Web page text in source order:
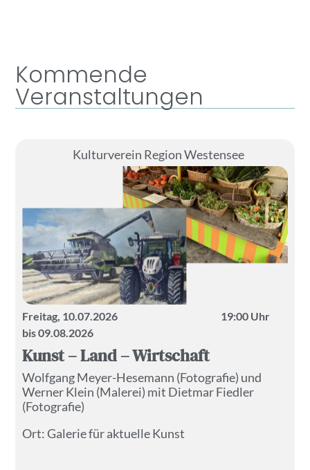
Kommende
Veranstaltungen
Kulturverein Region Westensee
Freitag, 10.07.2026
19:00 Uhr
bis 09.08.2026
Kunst – Land – Wirtschaft
Wolfgang Meyer-Hesemann (Fotografie) und
Werner Klein (Malerei) mit Dietmar Fiedler
(Fotografie)
Ort:Galerie für aktuelle Kunst